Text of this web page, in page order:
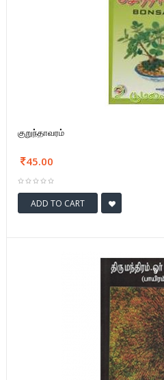
குறுந்தாவரம்
45.00
ADD TO CART